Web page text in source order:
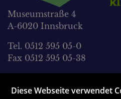
Museumstraße 4
A-6020 Innsbruck
Tel. 0512 595 05-0
Fax 0512 595 05-38
Diese Webseite verwendet